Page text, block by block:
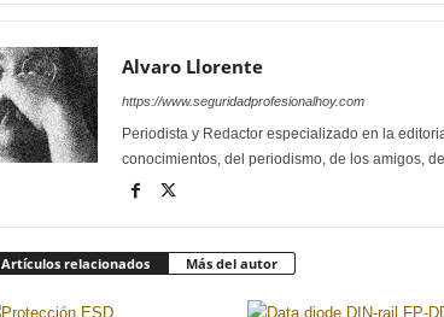
Alvaro Llorente
https://www.seguridadprofesionalhoy.com
Periodista y Redactor especializado en la
conocimientos, del periodismo, de los amigos,
Artículos relacionados Más del autor